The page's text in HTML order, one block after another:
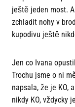
ještě jeden most.
zchladit nohy v
kupodivu ještě
Jen co Ivana
Trochu jsme o ni
napsala, že je KO,
nikdy KO, vždycky